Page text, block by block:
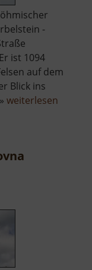
-
ist 1094
auf dem
Blick ins
weiterlesen